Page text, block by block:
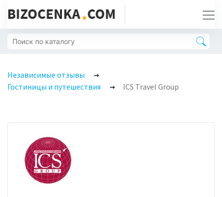
Независимые отзывы
Гостиницы и путешествия
ICS Travel Group